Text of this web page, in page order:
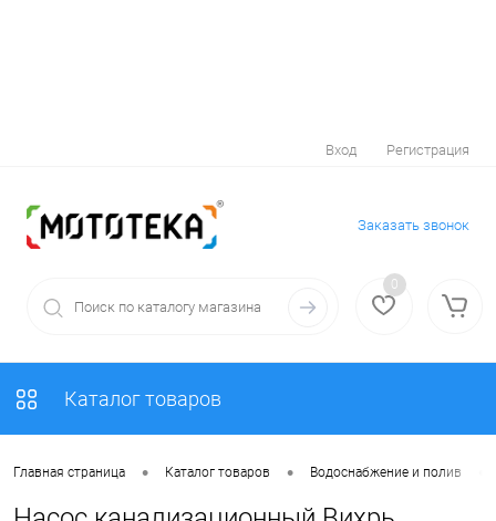
Вход Регистрация
Заказать звонок
0
Каталог товаров
Главная страница • Каталог товаров • Водоснабжение и полив